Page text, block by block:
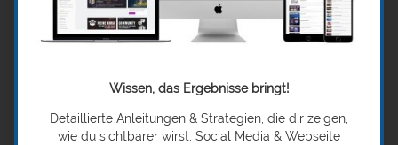
Wissen, das Ergebnisse bringt!
Detaillierte Anleitungen & Strategien, die dir zeigen,
wie du sichtbarer wirst, Social Media & Webseite